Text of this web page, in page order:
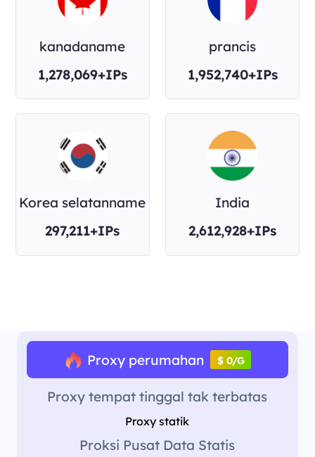
kanadaname
1,278,069+IPs
prancis
1,952,740+IPs
Korea selatanname
297,211+IPs
India
2,612,928+IPs
Proxy perumahan $ 0/G
Proxy tempat tinggal tak terbatas
Proxy statik
Proksi Pusat Data Statis